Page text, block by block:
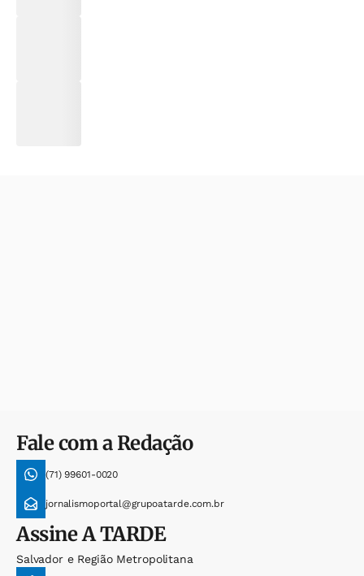
Fale com a Redação
(71) 99601-0020
jornalismoportal@grupoatarde.com.br
AssineA TARDE
Salvador e Região Metropolitana